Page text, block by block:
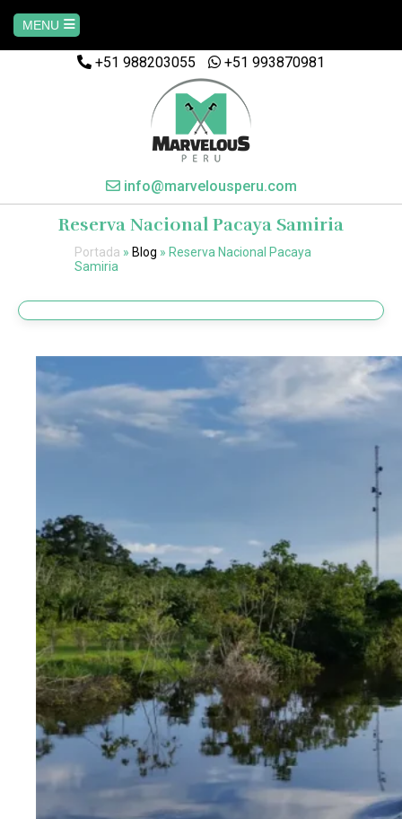
MENU
Home
MACHUPICCHU
MANU
+51 988203055 +51 993870981
info@marvelousperu.com
Reserva Nacional Pacaya Samiria
Portada » Blog » Reserva Nacional Pacaya
Samiria